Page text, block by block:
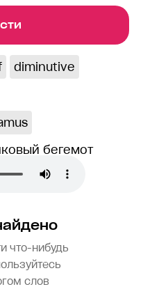
diminutive
бегемот
что-нибудь
слов